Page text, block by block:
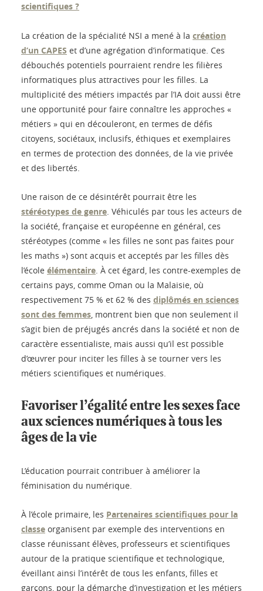
scientifiques ?
La création de la spécialité NSI a mené à la création
d’un CAPES et d’une agrégation d’informatique. Ces
débouchés potentiels pourraient rendre les filières
informatiques plus attractives pour les filles. La
multiplicité des métiers impactés par l’IA doit aussi être
une opportunité pour faire connaître les approches «
métiers » qui en découleront, en termes de défis
citoyens, sociétaux, inclusifs, éthiques et exemplaires
en termes de protection des données, de la vie privée
et des libertés.
Une raison de ce désintérêt pourrait être les
stéréotypes de genre. Véhiculés par tous les acteurs de
la société, française et européenne en général, ces
stéréotypes (comme « les filles ne sont pas faites pour
les maths ») sont acquis et acceptés par les filles dès
l’école élémentaire. À cet égard, les contre-exemples de
certains pays, comme Oman ou la Malaisie, où
respectivement 75 % et 62 % des diplômés en sciences
sont des femmes, montrent bien que non seulement il
s’agit bien de préjugés ancrés dans la société et non de
caractère essentialiste, mais aussi qu’il est possible
d’œuvrer pour inciter les filles à se tourner vers les
métiers scientifiques et numériques.
Favoriser l’égalité entre les sexes face
aux sciences numériques à tous les
âges de la vie
L’éducation pourrait contribuer à améliorer la
féminisation du numérique.
À l’école primaire, les Partenaires scientifiques pour la
classe organisent par exemple des interventions en
classe réunissant élèves, professeurs et scientifiques
autour de la pratique scientifique et technologique,
éveillant ainsi l’intérêt de tous les enfants, filles et
garçons, pour la démarche d’investigation et les métiers